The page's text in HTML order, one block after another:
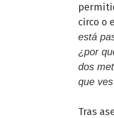
circo o
está
¿por
dos
que
Tras